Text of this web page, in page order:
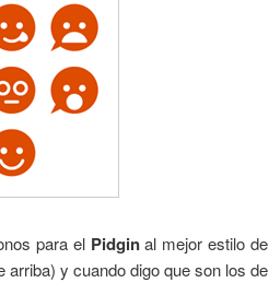
para el Pidginal mejor estilo de
arriba) y cuando digo que son los de